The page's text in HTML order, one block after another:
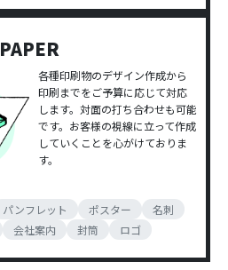
PAPER
各種印刷物のデザイン作成から
印刷までをご予算に応じて対応
します。対面の打ち合わせも可能
です。お客様の視線に立って作成
していくことを心がけておりま
す。
パンフレット ポスター
名刺
会社案内 封筒 ロゴ